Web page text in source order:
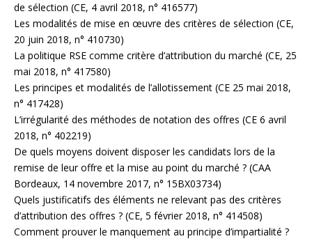
de sélection (CE, 4 avril 2018, n° 416577)
Les modalités de mise en œuvre des critères de sélection (CE,
20 juin 2018, n° 410730)
La politique RSE comme critère d’attribution du marché (CE, 25
mai 2018, n° 417580)
Les principes et modalités de l’allotissement (CE 25 mai 2018,
n° 417428)
L’irrégularité des méthodes de notation des offres (CE 6 avril
2018, n° 402219)
De quels moyens doivent disposer les candidats lors de la
remise de leur offre et la mise au point du marché ? (CAA
Bordeaux, 14 novembre 2017, n° 15BX03734)
Quels justificatifs des éléments ne relevant pas des critères
d’attribution des offres ? (CE, 5 février 2018, n° 414508)
Comment prouver le manquement au principe d’impartialité ?